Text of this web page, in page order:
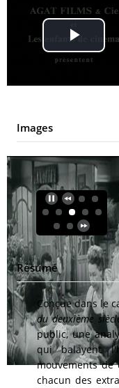
Play
Images
Résumé
Conçue dans le
du deuxième
public, une
qui balayent
mouvements de
chacun des